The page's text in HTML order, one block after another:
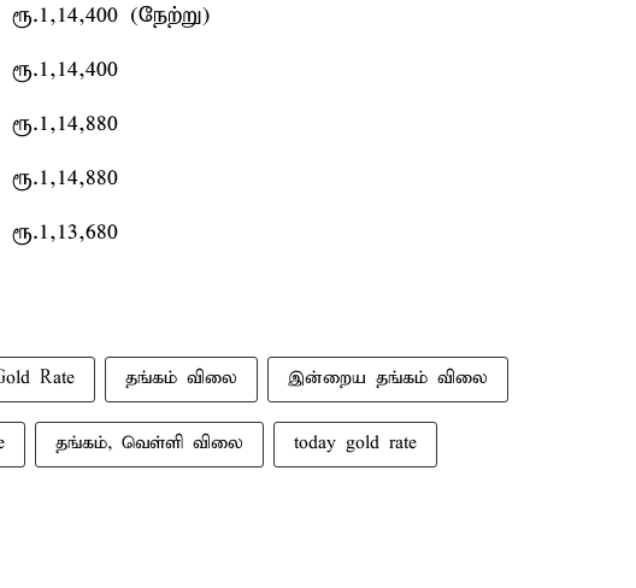
(நேற்று)
Rate தங்கம் விலை இன்றைய தங்கம் விலை
தங்கம், வெள்ளி விலை today gold rate